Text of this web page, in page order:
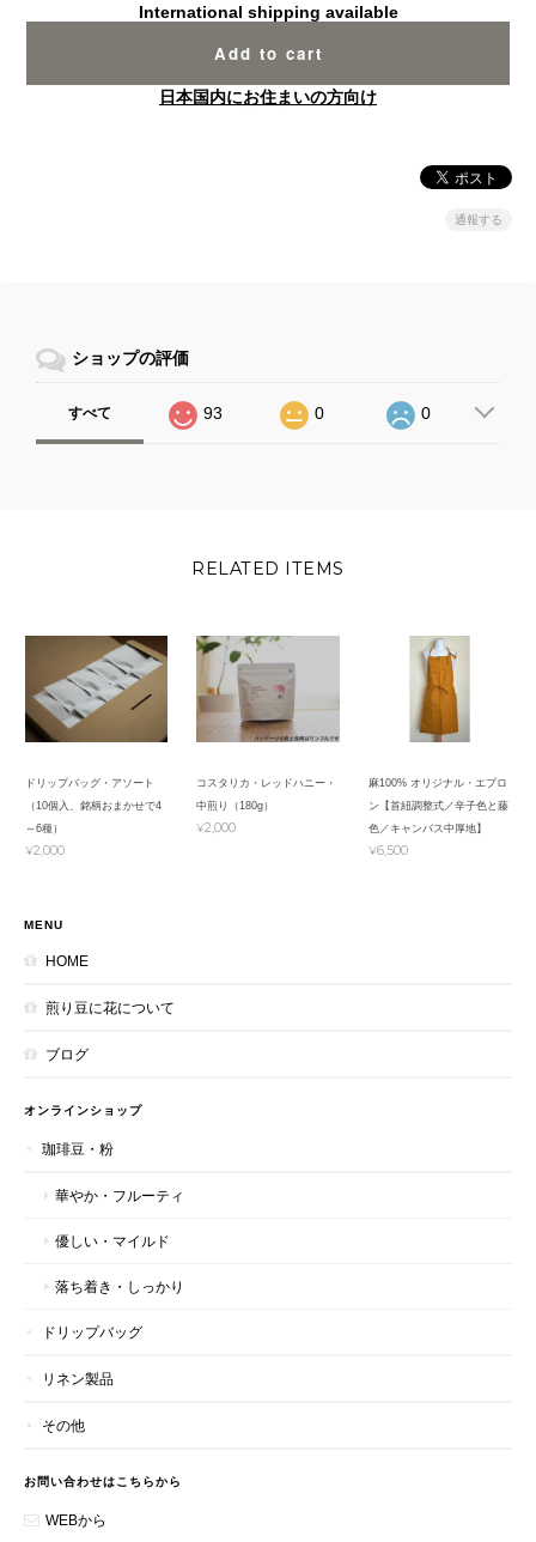
International shipping available
Add to cart
日本国内にお住まいの方向け
通報する
ショップの評価
すべて 93 0 0
RELATED ITEMS
ドリップバッグ・アソート
（10個入、銘柄おまかせで4
～6種）
¥2,000
コスタリカ・レッドハニー・
中煎り（180g）
¥2,000
麻100% オリジナル・エプロ
ン【首紐調整式／辛子色と藤
色／キャンバス中厚地】
¥6,500
MENU
HOME
煎り豆に花について
ブログ
オンラインショップ
珈琲豆・粉
華やか・フルーティ
優しい・マイルド
落ち着き・しっかり
ドリップバッグ
リネン製品
その他
お問い合わせはこちらから
WEBから